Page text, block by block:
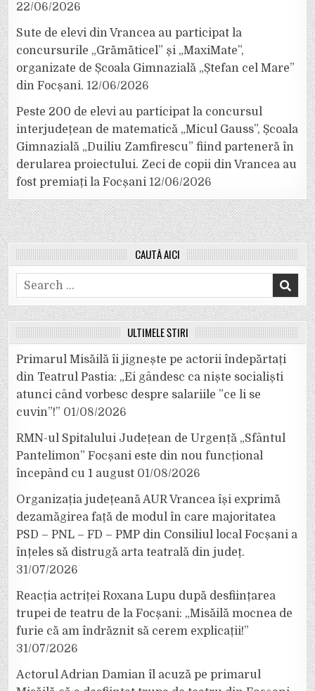
22/06/2026
Sute de elevi din Vrancea au participat la
concursurile „Grămăticel” și „MaxiMate”,
organizate de Școala Gimnazială „Ștefan cel Mare”
din Focșani. 12/06/2026
Peste 200 de elevi au participat la concursul
interjudețean de matematică „Micul Gauss”, Școala
Gimnazială „Duiliu Zamfirescu” fiind parteneră în
derularea proiectului. Zeci de copii din Vrancea au
fost premiați la Focșani 12/06/2026
CAUTĂ AICI
Search
for:
ULTIMELE ȘTIRI
Primarul Misăilă îi jignește pe actorii îndepărtați
din Teatrul Pastia: „Ei gândesc ca niște socialiști
atunci când vorbesc despre salariile ”ce li se
cuvin”!” 01/08/2026
RMN-ul Spitalului Județean de Urgență „Sfântul
Pantelimon” Focșani este din nou funcțional
începând cu 1 august 01/08/2026
Organizația județeană AUR Vrancea își exprimă
dezamăgirea față de modul în care majoritatea
PSD – PNL – FD – PMP din Consiliul local Focșani a
înțeles să distrugă arta teatrală din județ.
31/07/2026
Reacția actriței Roxana Lupu după desființarea
trupei de teatru de la Focșani: „Misăilă mocnea de
furie că am îndrăznit să cerem explicații!”
31/07/2026
Actorul Adrian Damian îl acuză pe primarul